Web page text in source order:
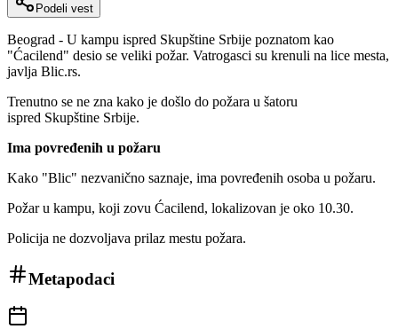
Podeli vest
Beograd - U kampu ispred Skupštine Srbije poznatom kao
"Ćacilend" desio se veliki požar. Vatrogasci su krenuli na lice mesta,
javlja Blic.rs.
Trenutno se ne zna kako je došlo do požara u šatoru
ispred Skupštine Srbije.
Ima povređenih u požaru
Kako "Blic" nezvanično saznaje, ima povređenih osoba u požaru.
Požar u kampu, koji zovu Ćacilend, lokalizovan je oko 10.30.
Policija ne dozvoljava prilaz mestu požara.
Metapodaci